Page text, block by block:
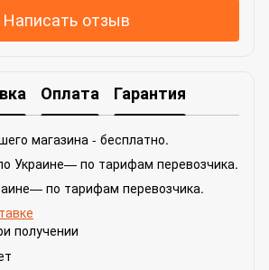
Написать отзыв
Оплата Гарантия
магазина - бесплатно.
Украине— по тарифам перевозчика.
по тарифам перевозчика.
получении